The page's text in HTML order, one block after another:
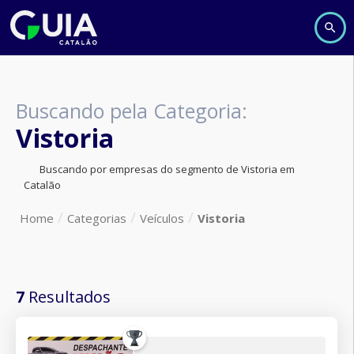
Buscando pela Categoria:
Vistoria
Buscando por empresas do segmento de Vistoria em
Catalão
Home Categorias Veículos Vistoria
7 Resultados